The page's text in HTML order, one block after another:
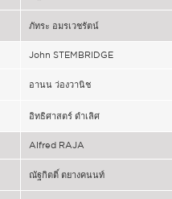
ภัทระ อมรเวชรัตน์
John STEMBRIDGE
อานน ว่องวานิช
อิทธิศาสตร์ ดำเลิศ
Alfred RAJA
ณัฐกิตติ์ ตยางคนนท์